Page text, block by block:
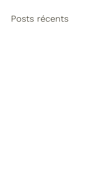
Posts récents